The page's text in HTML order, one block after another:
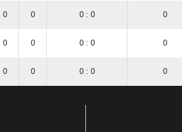
0 0 0 : 0 0
0 0 0 : 0 0
0 0 0 : 0 0